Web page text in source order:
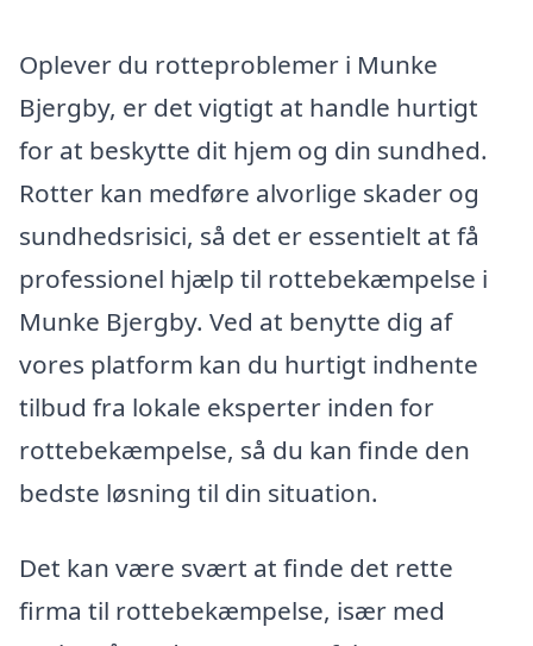
Oplever du rotteproblemer i Munke
Bjergby, er det vigtigt at handle hurtigt
for at beskytte dit hjem og din sundhed.
Rotter kan medføre alvorlige skader og
sundhedsrisici, så det er essentielt at få
professionel hjælp til rottebekæmpelse i
Munke Bjergby. Ved at benytte dig af
vores platform kan du hurtigt indhente
tilbud fra lokale eksperter inden for
rottebekæmpelse, så du kan finde den
bedste løsning til din situation.
Det kan være svært at finde det rette
firma til rottebekæmpelse, især med